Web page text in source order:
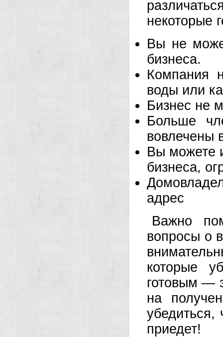
некоторые
Вы не
бизнеса.
Компания
воды или
Бизнес не
Больше
вовлечены
Вы можете
бизнеса,
адрес
Важно
вопросы о
которые
готовым —
на
убедиться,
приедет!